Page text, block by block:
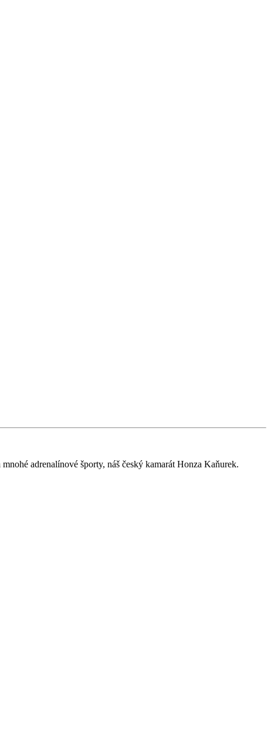
adrenalínové športy, náš český kamarát Honza Kaňurek.